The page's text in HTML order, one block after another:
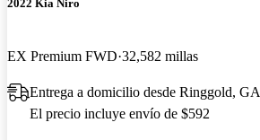
2022 Kia Niro
EX Premium FWD 32,582 millas
Entrega a domicilio desde Ringgold, GA
El precio incluye envío de $592